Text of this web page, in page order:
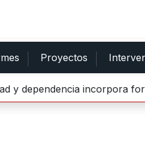
Proyectos
incorpora